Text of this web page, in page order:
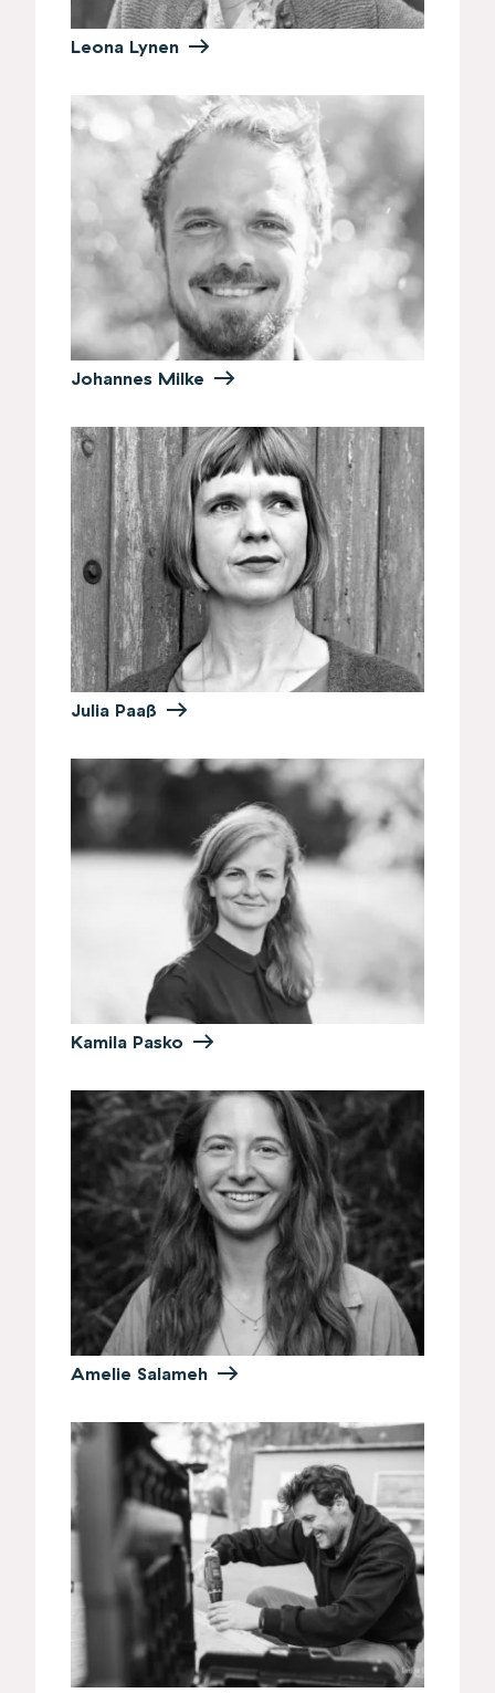
Leona Lynen
Johannes Milke
Julia Paaß
Kamila Pasko
Amelie Salameh